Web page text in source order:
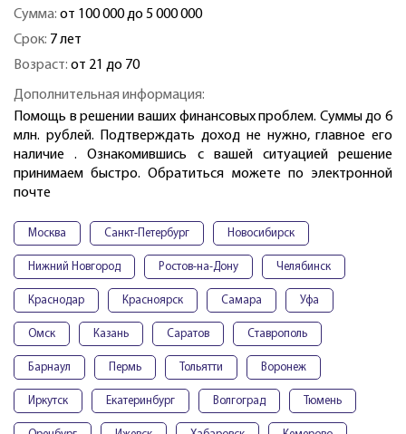
Сумма: от 100 000 до 5 000 000
Срок: 7 лет
Возраст: от 21 до 70
Дополнительная информация:
Помощь в решении ваших финансовых проблем. Суммы до 6
млн. рублей. Подтверждать доход не нужно, главное его
наличие . Ознакомившись с вашей ситуацией решение
принимаем быстро. Обратиться можете по электронной
почте
Москва Санкт-Петербург Новосибирск
Нижний Новгород Ростов-на-Дону Челябинск
Краснодар Красноярск Самара Уфа
Омск Казань Саратов Ставрополь
Барнаул Пермь Тольятти Воронеж
Иркутск Екатеринбург Волгоград Тюмень